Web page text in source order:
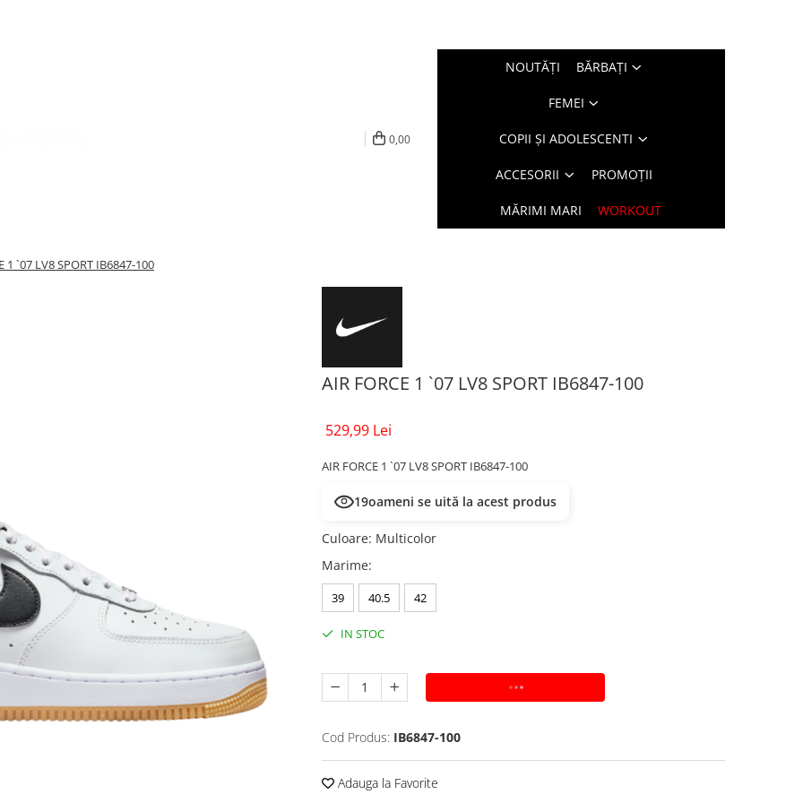
0,00
NOUTĂŢI BĂRBAŢI
FEMEI
COPII ȘI ADOLESCENTI
ACCESORII PROMOȚII
MĂRIMI MARI WORKOUT
1 `07 LV8 SPORT IB6847-100
AIR FORCE 1 `07 LV8 SPORT IB6847-100
529,99 Lei
AIR FORCE 1 `07 LV8 SPORT IB6847-100
19oameni se uită la acest produs
Culoare: Multicolor
Marime:
39 40.5 42
IN STOC
ADAUGA IN COS
Cod Produs: IB6847-100
Adauga la Favorite